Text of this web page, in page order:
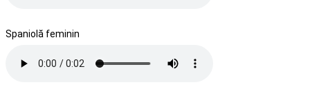
Spaniolă feminin